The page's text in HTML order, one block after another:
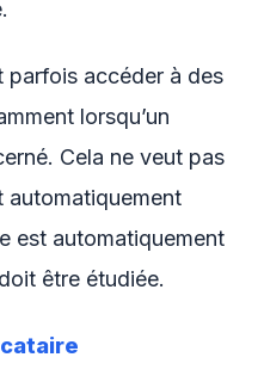
parfois accéder à des
lorsqu’un
Cela ne veut pas
automatiquement
est automatiquement
être étudiée.